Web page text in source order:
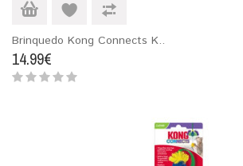
Brinquedo Kong Connects K..
14.99€